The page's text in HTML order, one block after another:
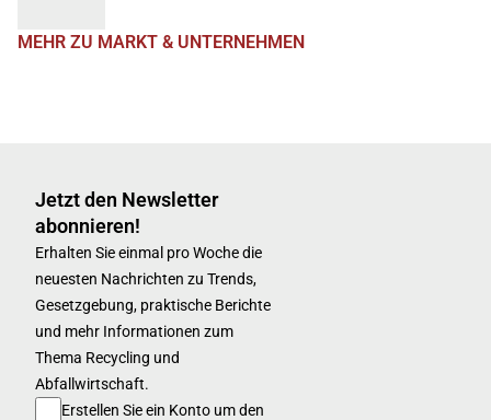
MEHR ZU MARKT & UNTERNEHMEN
Jetzt den Newsletter
abonnieren!
Erhalten Sie einmal pro Woche die
neuesten Nachrichten zu Trends,
Gesetzgebung, praktische Berichte
und mehr Informationen zum
Thema Recycling und
Abfallwirtschaft.
Erstellen Sie ein Konto um den